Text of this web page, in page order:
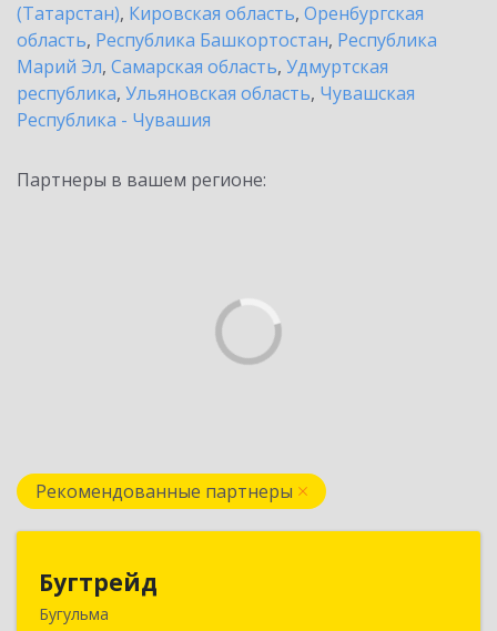
(Татарстан), Кировская область, Оренбургская
область, Республика Башкортостан, Республика
Марий Эл, Самарская область, Удмуртская
республика, Ульяновская область, Чувашская
Республика - Чувашия
Партнеры в вашем регионе:
Рекомендованные партнеры
Бугтрейд
Бугульма
420230, Татарстан Респ, Бугульма г, Вахитово,